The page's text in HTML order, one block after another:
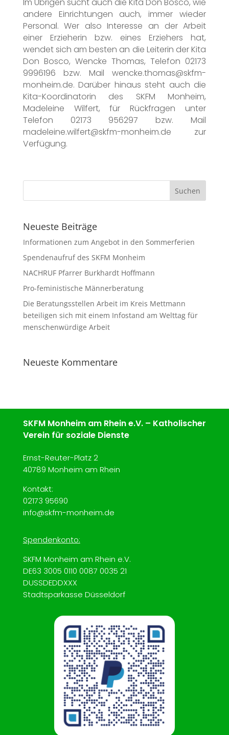
andere Einrichtungen auch, immer wieder
Personal. Wer also Interesse an der Arbeit
einer Erzieherin bzw. eines Erziehers hat,
wendet sich am besten an die Leiterin der Kita
Don Bosco, Wencke Thomas, Telefon 02173
9996196 bzw. Mail wencke.thomas@skfm-
monheim.de. Darüber hinaus steht auch die
Kita-Koordinatorin des SKFM Monheim,
Madeleine Wilfert, für Rückfragen unter
Telefon 02173 956297 bzw. Mail
madeleine.wilfert@skfm-monheim.de zur
Verfügung.
Neueste Beiträge
Informationen zum Angebot in den Sommerferien
Spendenaufruf des SKFM Monheim
NACHRUF Pfarrer Burkhardt Hoffmann
Pro-feministische Männerberatung
Die Beratungsstellen Arbeit im Kreis Mettmann
beteiligen sich mit einem Infostand am Welttag für
menschenwürdige Arbeit
Neueste Kommentare
SKFM Monheim am Rhein e.V. – Katholischer
Verein für soziale Dienste
Ernst-Reuter-Platz 2
40789 Monheim am Rhein
Kontakt:
02173 95690
info@skfm-monheim.de
Spendenkonto:
SKFM Monheim am Rhein e.V.
DE63 3005 0110 0087 0035 21
DUSSDEDDXXX
Stadtsparkasse Düsseldorf